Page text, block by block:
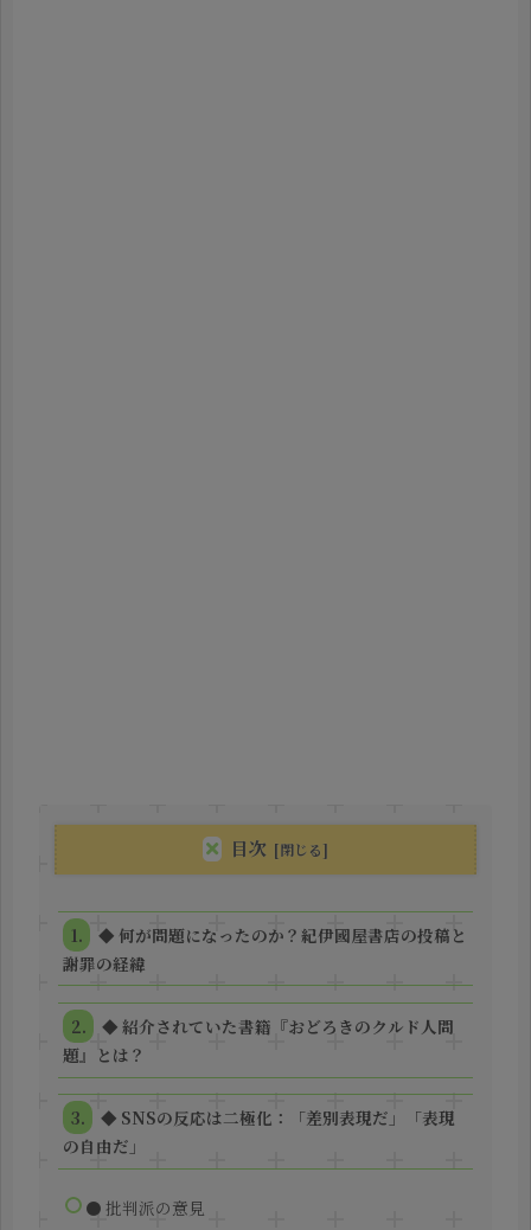
目次
◆ 何が問題になったのか？紀伊國屋書店の投稿と
謝罪の経緯
◆ 紹介されていた書籍『おどろきのクルド人問
題』とは？
◆ SNSの反応は二極化：「差別表現だ」「表現
の自由だ」
● 批判派の意見